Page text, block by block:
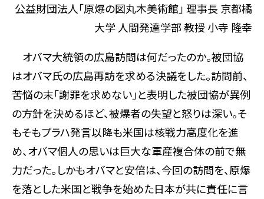
公益財団法人「原爆の図丸木美術館」 理事長 京都橘
大学 人間発達学部 教授 小寺 隆幸
オバマ大統領の広島訪問は何だったのか。被団協
はオバマ氏の広島再訪を求める決議をした。訪問前、
苦悩の末「謝罪を求めない」と表明した被団協が異例
の方針を決めるほど、被爆者の失望と怒りは深い。そ
もそもプラハ発言以降も米国は核戦力高度化を進
め、オバマ個人の思いは巨大な軍産複合体の前で無
力だった。しかもオバマと安倍は、今回の訪問を、原爆
を落とした米国と戦争を始めた日本が共に責任に言